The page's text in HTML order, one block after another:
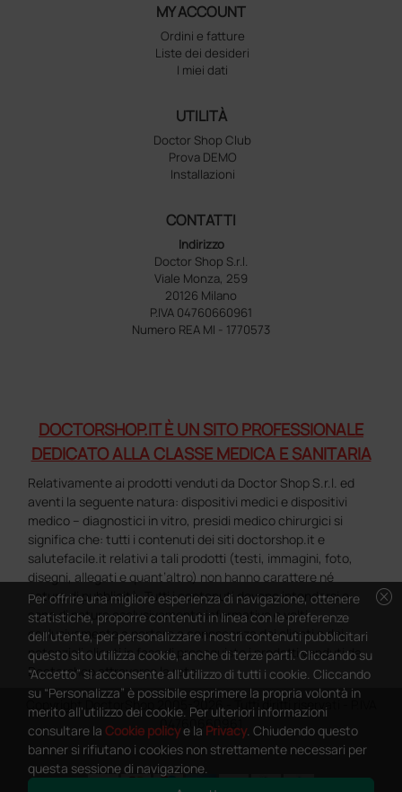
MY ACCOUNT
Ordini e fatture
Liste dei desideri
I miei dati
UTILITÀ
Doctor Shop Club
Prova DEMO
Installazioni
CONTATTI
Indirizzo
Doctor Shop S.r.l.
Viale Monza, 259
20126 Milano
P.IVA 04760660961
Numero REA MI - 1770573
DOCTORSHOP.IT È UN SITO PROFESSIONALE
DEDICATO ALLA CLASSE MEDICA E SANITARIA
Relativamente ai prodotti venduti da Doctor Shop S.r.l. ed
aventi la seguente natura: dispositivi medici e dispositivi
medico – diagnostici in vitro, presidi medico chirurgici si
significa che: tutti i contenuti dei siti doctorshop.it e
salutefacile.it relativi a tali prodotti (testi, immagini, foto,
disegni, allegati e quant’altro) non hanno carattere né
natura di pubblicità. Tutti i contenuti devono intendersi e
sono di natura esclusivamente informativa e volti
esclusivamente a portare a conoscenza dei clienti e dei
potenziali clienti in fase di preacquisto i prodotti venduti da
Doctorshop attraverso la rete.
Copyright DoctorShop 2005-2026 - Tutti diritti riservati - P.IVA
04760660961
cancel
Per offrire una migliore esperienza di navigazione, ottenere
statistiche, proporre contenuti in linea con le preferenze
dell'utente, per personalizzare i nostri contenuti pubblicitari
questo sito utilizza cookie, anche di terze parti. Cliccando su
“Accetto” si acconsente all'utilizzo di tutti i cookie. Cliccando
su “Personalizza” è possibile esprimere la propria volontà in
merito all'utilizzo dei cookie. Per ulteriori informazioni
consultare la Cookie policye la Privacy. Chiudendo questo
banner si rifiutano i cookies non strettamente necessari per
questa sessione di navigazione.